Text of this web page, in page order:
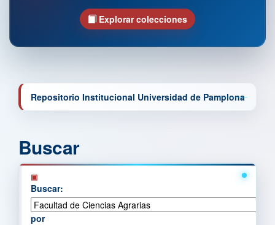
Explorar colecciones
Repositorio Institucional Universidad de Pamplona
Buscar
Buscar:
por